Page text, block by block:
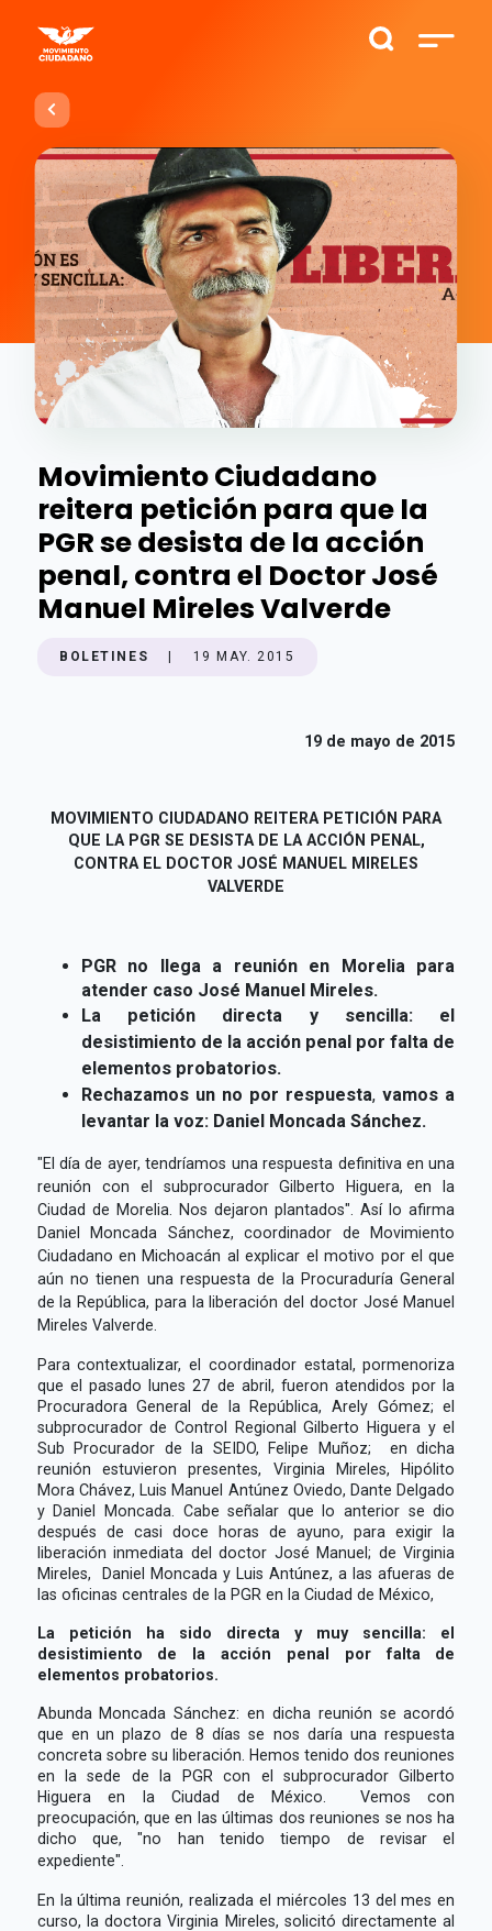
Movimiento Ciudadano
reitera petición para que la
PGR se desista de la acción
penal, contra el Doctor José
Manuel Mireles Valverde
BOLETINES 19 MAY. 2015
19 de mayo de 2015
MOVIMIENTO CIUDADANO REITERA PETICIÓN PARA
QUE LA PGR SE DESISTA DE LA ACCIÓN PENAL,
CONTRA EL DOCTOR JOSÉ MANUEL MIRELES
VALVERDE
PGR no llega a reunión en Morelia para
atender caso José Manuel Mireles.
La petición directa y sencilla: el
desistimiento de la acción penal por falta de
elementos probatorios.
Rechazamos un no por respuesta,vamos a
levantar la voz: Daniel Moncada Sánchez.
"El día de ayer, tendríamos una respuesta definitiva en una
reunión con el subprocurador Gilberto Higuera, en la
Ciudad de Morelia. Nos dejaron plantados". Así lo afirma
Daniel Moncada Sánchez, coordinador de Movimiento
Ciudadano en Michoacán al explicar el motivo por el que
aún no tienen una respuesta de la Procuraduría General
de la República, para la liberación del doctor José Manuel
Mireles Valverde.
Para contextualizar, el coordinador estatal, pormenoriza
que el pasado lunes 27 de abril, fueron atendidos por la
Procuradora General de la República, Arely Gómez; el
subprocurador de Control Regional Gilberto Higuera y el
Sub Procurador de la SEIDO, Felipe Muñoz; en dicha
reunión estuvieron presentes, Virginia Mireles, Hipólito
Mora Chávez, Luis Manuel Antúnez Oviedo, Dante Delgado
y Daniel Moncada. Cabe señalar que lo anterior se dio
después de casi doce horas de ayuno, para exigir la
liberación inmediata del doctor José Manuel; de Virginia
Mireles, Daniel Moncada y Luis Antúnez, a las afueras de
las oficinas centrales de la PGR en la Ciudad de México,
La petición ha sido directa y muy sencilla: el
desistimiento de la acción penal por falta de
elementos probatorios.
Abunda Moncada Sánchez: en dicha reunión se acordó
que en un plazo de 8 días se nos daría una respuesta
concreta sobre su liberación. Hemos tenido dos reuniones
en la sede de la PGR con el subprocurador Gilberto
Higuera en la Ciudad de México. Vemos con
preocupación, que en las últimas dos reuniones se nos ha
dicho que, "no han tenido tiempo de revisar el
expediente".
En la última reunión, realizada el miércoles 13 del mes en
curso, la doctora Virginia Mireles, solicitó directamente al